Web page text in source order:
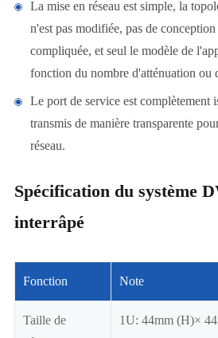
La mise en réseau est simple, la
n'est pas modifiée, pas de
compliquée, et seul le modèle de
fonction du nombre d'atténuation ou
Le port de service est complètement
transmis de manière transparente
réseau.
Spécification du système
interrâpé
Fonction Note
Taille de
1U: 44mm (H)×